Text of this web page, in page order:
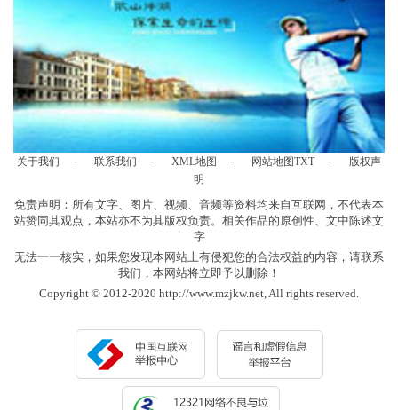
关于我们 - 联系我们 - XML地图 - 网站地图TXT -
版权声
明
免责声明：所有文字、图片、视频、音频等资料均来自互联网，不代表本
站赞同其观点，本站亦不为其版权负责。相关作品的原创性、文中陈述文
字
无法一一核实，如果您发现本网站上有侵犯您的合法权益的内容，请联系
我们，本网站将立即予以删除！
Copyright © 2012-2020 http://www.mzjkw.net, All rights reserved.